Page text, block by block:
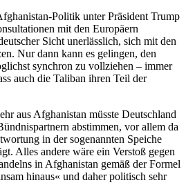
Politik unter Präsident Trump
mit den Euro­päern
Sicht unerlässlich, sich mit den
Nur dann kann es gelingen, den
syn­chron zu vollziehen – immer
auch die Tali­ban ihren Teil der
aus Afgha­nistan müsste Deutschland
abstimmen, vor allem da
in der sogenannten Speiche
Alles andere wäre ein Verstoß gegen
in Afgha­nistan gemäß der Formel
hinaus« und daher politisch sehr